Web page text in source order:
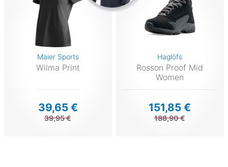
Maier Sports
Wilma Print
39,65 €
39,95 €
Haglöfs
Rosson Proof Mid
Women
151,85 €
188,90 €